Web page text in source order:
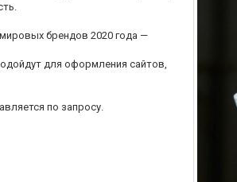
брендов 2020 года —
для оформления сайтов,
по запросу.